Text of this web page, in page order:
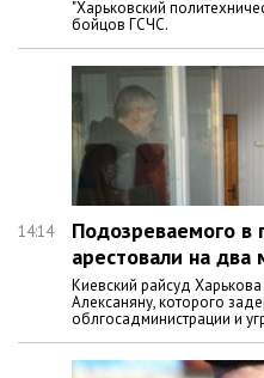
"Харьковский
бойцов ГСЧС.
14:14
Подозреваемого
арестовали на
Киевский райсуд
Алексаняну, которого
облгосадминистрации и